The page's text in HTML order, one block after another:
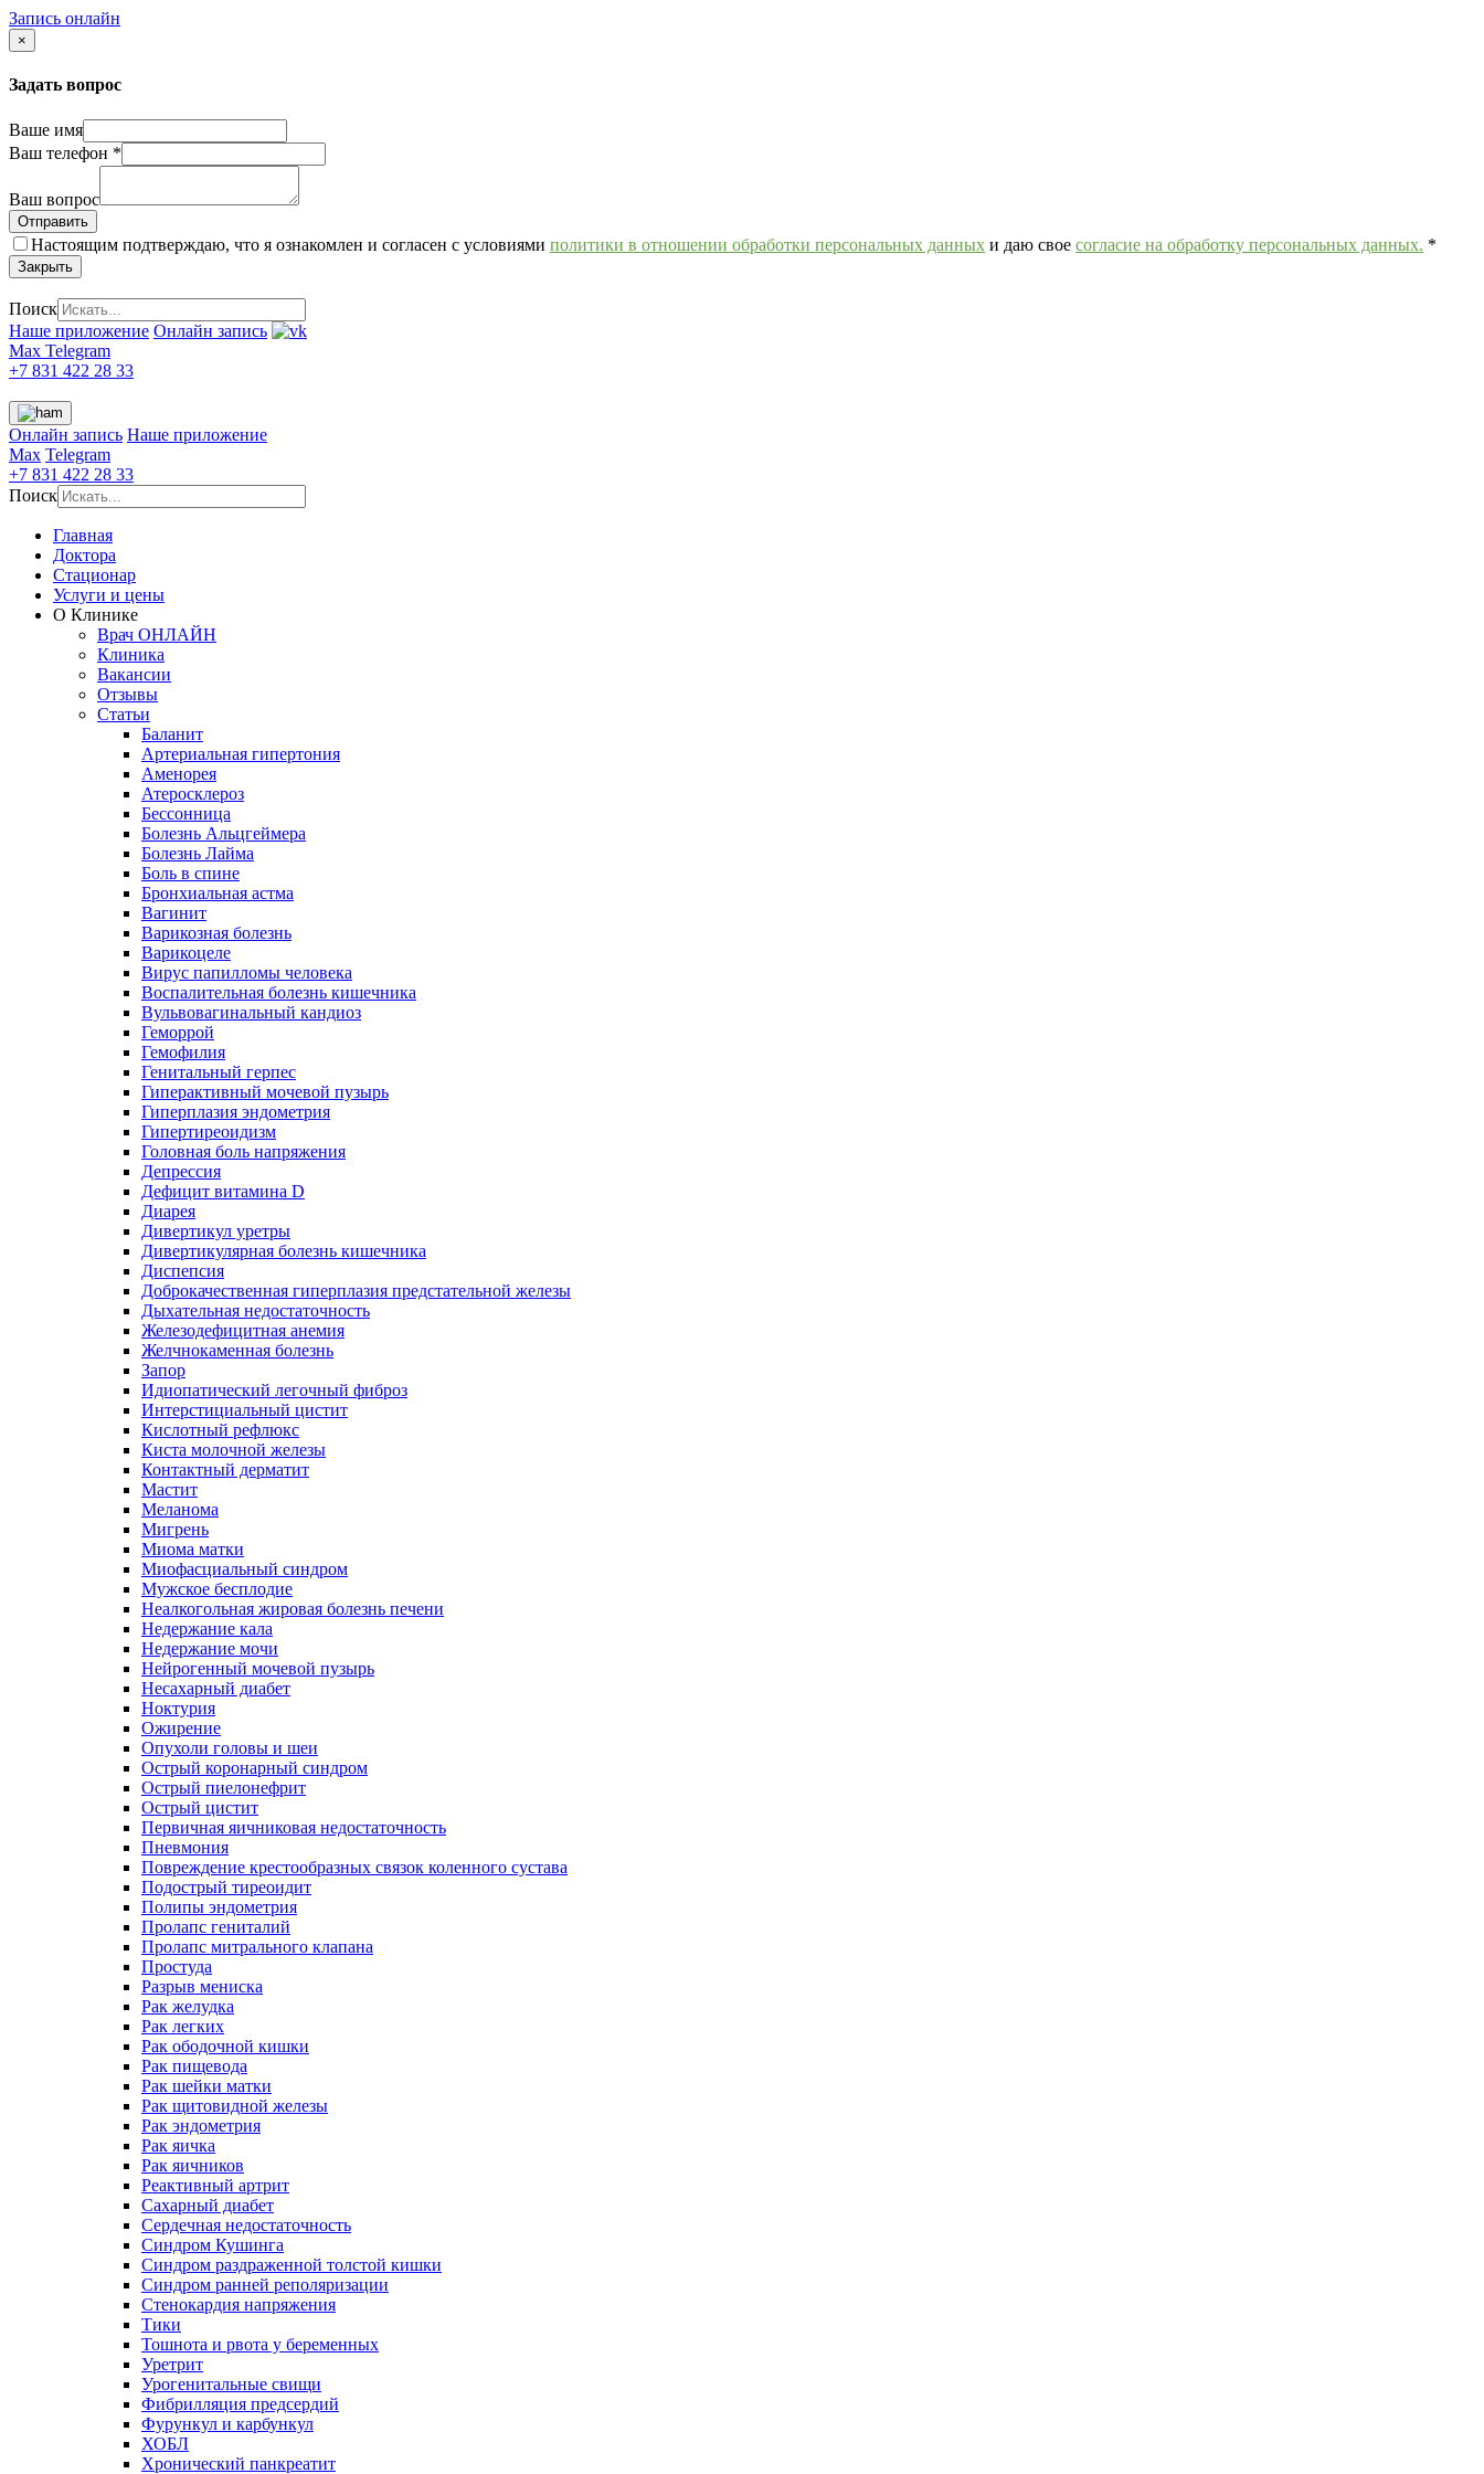
Запись онлайн
×
Задать вопрос
Ваше имя
Ваш телефон *
Ваш вопрос
Настоящим подтверждаю, что я ознакомлен и согласен с условиями политики в отношении обработки персональных данных и даю свое согласие на обработку персональных данных. *
Закрыть
Поиск
Наше приложение Онлайн запись
Max Telegram
+7 831 422 28 33
Онлайн запись Наше приложение
Max Telegram
+7 831 422 28 33
Поиск
Главная
Доктора
Стационар
Услуги и цены
О Клинике
Врач ОНЛАЙН
Клиника
Вакансии
Отзывы
Статьи
Баланит
Артериальная гипертония
Аменорея
Атеросклероз
Бессонница
Болезнь Альцгеймера
Болезнь Лайма
Боль в спине
Бронхиальная астма
Вагинит
Варикозная болезнь
Варикоцеле
Вирус папилломы человека
Воспалительная болезнь кишечника
Вульвовагинальный кандиоз
Геморрой
Гемофилия
Генитальный герпес
Гиперактивный мочевой пузырь
Гиперплазия эндометрия
Гипертиреоидизм
Головная боль напряжения
Депрессия
Дефицит витамина D
Диарея
Дивертикул уретры
Дивертикулярная болезнь кишечника
Диспепсия
Доброкачественная гиперплазия предстательной железы
Дыхательная недостаточность
Железодефицитная анемия
Желчнокаменная болезнь
Запор
Идиопатический легочный фиброз
Интерстициальный цистит
Кислотный рефлюкс
Киста молочной железы
Контактный дерматит
Мастит
Меланома
Мигрень
Миома матки
Миофасциальный синдром
Мужское бесплодие
Неалкогольная жировая болезнь печени
Недержание кала
Недержание мочи
Нейрогенный мочевой пузырь
Несахарный диабет
Ноктурия
Ожирение
Опухоли головы и шеи
Острый коронарный синдром
Острый пиелонефрит
Острый цистит
Первичная яичниковая недостаточность
Пневмония
Повреждение крестообразных связок коленного сустава
Подострый тиреоидит
Полипы эндометрия
Пролапс гениталий
Пролапс митрального клапана
Простуда
Разрыв мениска
Рак желудка
Рак легких
Рак ободочной кишки
Рак пищевода
Рак шейки матки
Рак щитовидной железы
Рак эндометрия
Рак яичка
Рак яичников
Реактивный артрит
Сахарный диабет
Сердечная недостаточность
Синдром Кушинга
Синдром раздраженной толстой кишки
Синдром ранней реполяризации
Стенокардия напряжения
Тики
Тошнота и рвота у беременных
Уретрит
Урогенитальные свищи
Фибрилляция предсердий
Фурункул и карбункул
ХОБЛ
Хронический панкреатит